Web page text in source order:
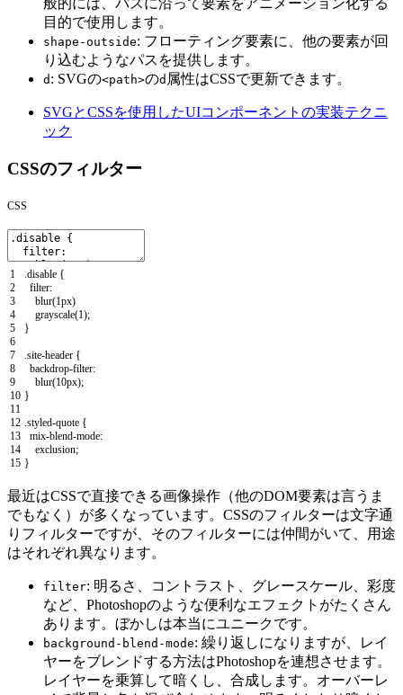
目的で使用します。
shape-outside: フローティング要素に、他の要素が回
り込むようなパスを提供します。
d : SVGの<path>のd 属性はCSSで更新できます。
SVGとCSSを使用したUIコンポーネントの実装テクニ
ック
CSSのフィルター
CSS
1
2
3
4
5
6
7
8
9
10
11
12
13
14
15
disable {
filter:
blur(1px)
grayscale(1);
}
site-header {
backdrop-filter:
blur(10px);
}
styled-quote {
mix-blend-mode:
exclusion;
}
最近はCSSで直接できる画像操作（他のDOM要素は言うま
でもなく）が多くなっています。CSSのフィルターは文字通
りフィルターですが、そのフィルターには仲間がいて、用途
はそれぞれ異なります。
filter: 明るさ、コントラスト、グレースケール、彩度
など、Photoshopのような便利なエフェクトがたくさん
あります。ぼかしは本当にユニークです。
background-blend-mode: 繰り返しになりますが、レイ
ヤーをブレンドする方法はPhotoshopを連想させます。
レイヤーを乗算して暗くし、合成します。オーバーレ